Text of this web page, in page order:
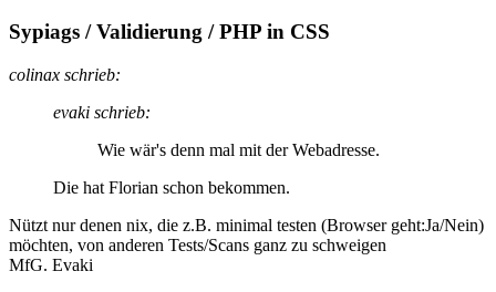
Sypiags / Validierung / PHP in CSS
colinax schrieb:
evaki schrieb:
Wie wär's denn mal mit der Webadresse.
Die hat Florian schon bekommen.
Nützt nur denen nix, die z.B. minimal testen (Browser geht:Ja/Nein)
möchten, von anderen Tests/Scans ganz zu schweigen
MfG. Evaki